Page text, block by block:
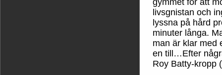
livsgnistan och
lyssna på hård
minuter långa.
man är klar med
en till…Efter
Roy Batty-kropp